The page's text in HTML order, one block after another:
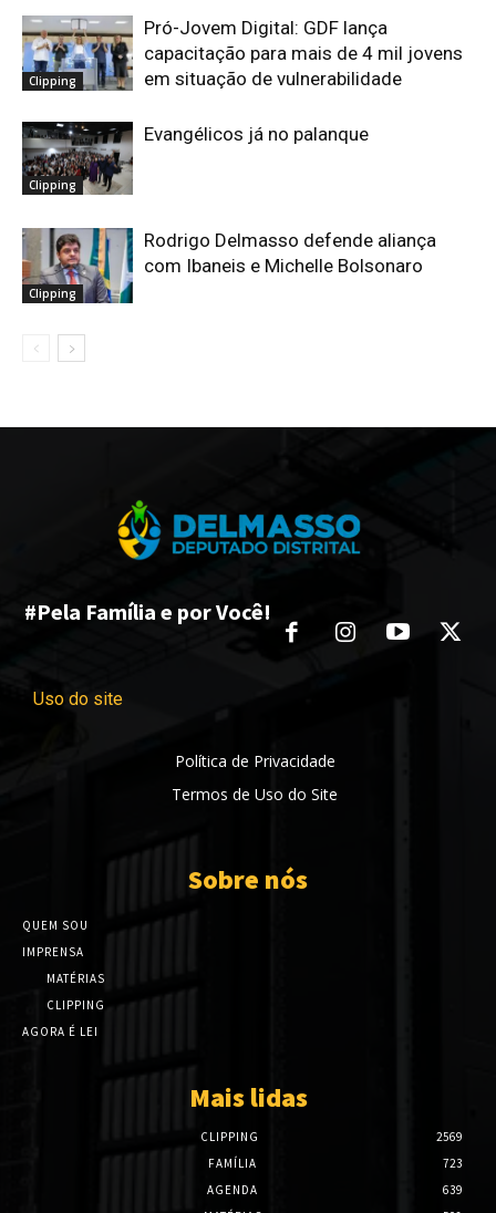
Clipping
Pró-Jovem Digital: GDF lança
capacitação para mais de 4 mil jovens
em situação de vulnerabilidade
Clipping
Evangélicos já no palanque
Clipping
Rodrigo Delmasso defende aliança
com Ibaneis e Michelle Bolsonaro
#Pela Família e por Você!
Uso do site
Política de Privacidade
Termos de Uso do Site
Sobre nós
QUEM SOU
IMPRENSA
MATÉRIAS
CLIPPING
AGORA É LEI
Mais lidas
CLIPPING
2569
FAMÍLIA
723
AGENDA
639